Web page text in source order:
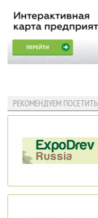
РЕКОМЕНДУЕМ ПОСЕТИТЬ